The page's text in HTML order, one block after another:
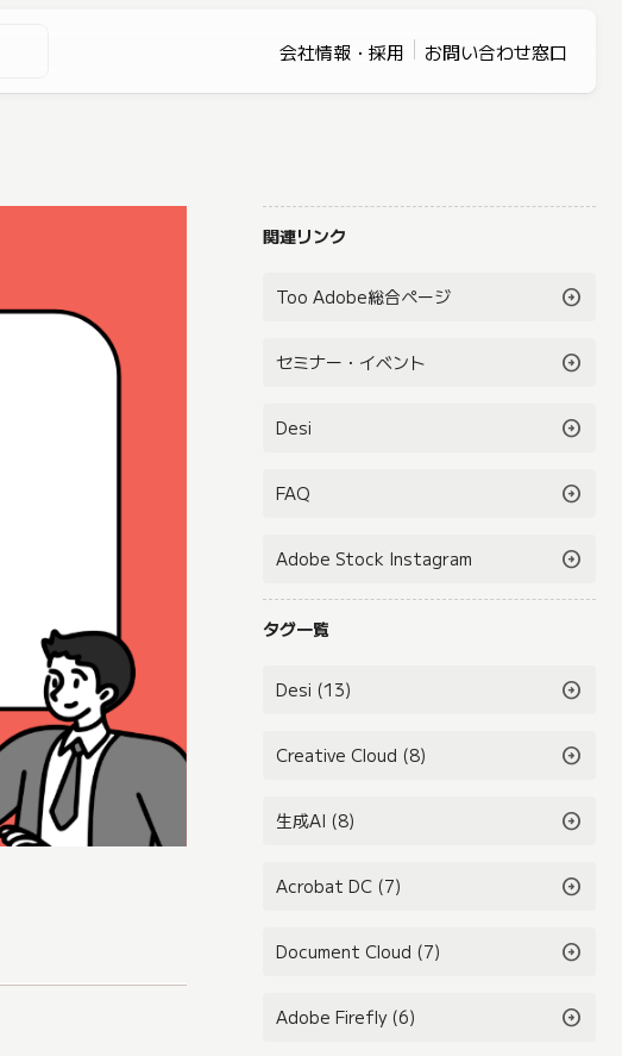
会社情報・採用 お問い合わせ窓口
関連リンク
Too Adobe総合ページ arrow_circle_right
セミナー・イベント arrow_circle_right
Desi arrow_circle_right
FAQ arrow_circle_right
Adobe Stock Instagram arrow_circle_right
タグ一覧
Desi (13) arrow_circle_right
Creative Cloud (8) arrow_circle_right
生成AI (8) arrow_circle_right
Acrobat DC (7) arrow_circle_right
Document Cloud (7) arrow_circle_right
Adobe Firefly (6) arrow_circle_right